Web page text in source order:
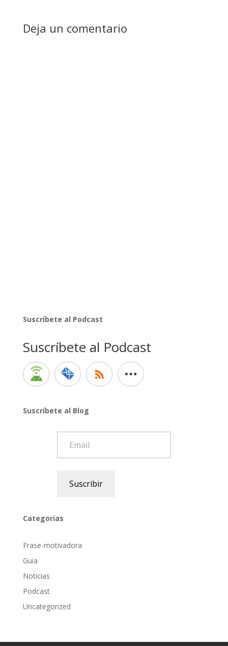
Deja un comentario
Suscríbete al Podcast
Suscríbete al Podcast
Suscríbete al Blog
Suscribir
Categorias
Frase-motivadora
Guia
Noticias
Podcast
Uncategorized